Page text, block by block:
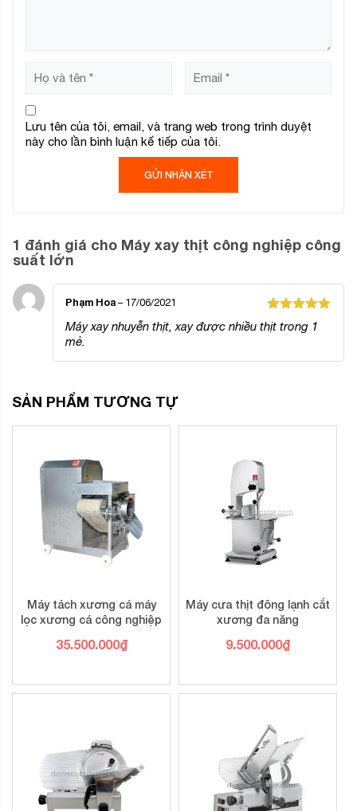
Lưu tên của tôi, email, và trang web trong trình duyệt
này cho lần bình luận kế tiếp của tôi.
1 đánh giá cho Máy xay thịt công nghiệp công
suất lớn
Được xếp
hạng 55
Phạm Hoa – 17/06/2021
Máy xay nhuyễn thịt, xay được nhiều thịt trong 1
mẻ.
SẢN PHẨM TƯƠNG TỰ
Máy tách xương cá máy
lọc xương cá công nghiệp
35.500.000₫
Máy cưa thịt đông lạnh cắt
xương đa năng
9.500.000₫